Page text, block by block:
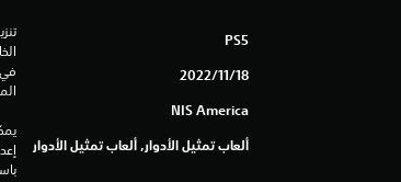
PS5
18‏/11‏/2022
NIS America
ألعاب تمثيل الأدوار, ألعاب تمثيل الأدوار